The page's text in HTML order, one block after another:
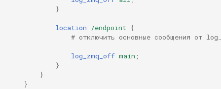
}
location /endpoint
{
# отключить основные сообщения от
log_zmq_off main ;
}
}
}